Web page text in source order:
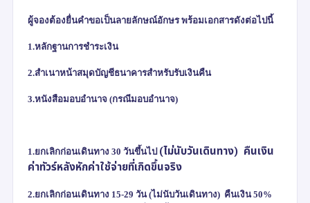
ผู้จองต้องยื่นคำขอเป็นลายลักษณ์อักษร พร้อมเอกสารดังต่อไปนี้
1.หลักฐานการชำระเงิน
2.สำเนาหน้าสมุดบัญชีธนาคารสำหรับรับเงินคืน
3.หนังสือมอบอำนาจ (กรณีมอบอำนาจ)
1.ยกเลิกก่อนเดินทาง 30 วันขึ้นไป (ไม่นับวันเดินทาง) คืนเงิน
ค่าทัวร์หลังหักค่าใช้จ่ายที่เกิดขึ้นจริง
2.ยกเลิกก่อนเดินทาง 15-29 วัน(ไม่นับวันเดินทาง) คืนเงิน50%